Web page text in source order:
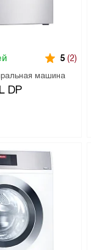
машина
DP
5 (2)